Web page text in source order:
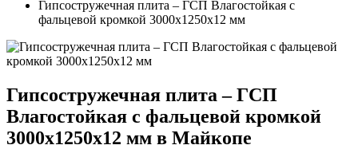
Гипсостружечная плита – ГСП Влагостойкая с
фальцевой кромкой 3000х1250х12 мм
Гипсостружечная плита – ГСП
Влагостойкая с фальцевой кромкой
3000х1250х12 мм в Майкопе